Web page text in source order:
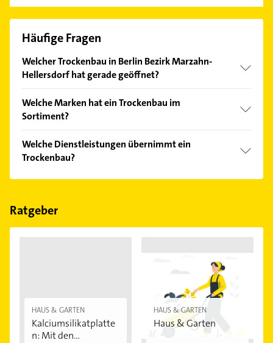
Häufige Fragen
Welcher Trockenbau in Berlin Bezirk Marzahn-
Hellersdorf hat gerade geöffnet?
Bitte beachten Sie, dass diese an Sonn- und
Feiertagen abweichen können.
Welche Marken hat ein Trockenbau im
Sortiment?
BEMM, BETTE und Burgbad.
Welche Dienstleistungen übernimmt ein
Trockenbau?
Folgende Leistungen werden angeboten: 3D-
Ausstellung, Badberatung und Badplanung.
Ratgeber
HAUS & GARTEN
Kalciumsilikatplatte
n: Mit den...
HAUS & GARTEN
Haus & Garten